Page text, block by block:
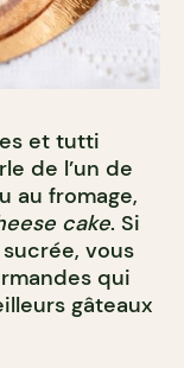
et tutti
de l’un de
au fromage,
cake. Si
vous
qui
gâteaux